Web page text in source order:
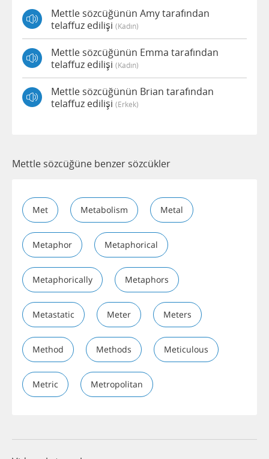
Mettle sözcüğünün Amy tarafından
telaffuz edilişi (kadın)
Mettle sözcüğünün Emma tarafından
telaffuz edilişi (kadın)
Mettle sözcüğünün Brian tarafından
telaffuz edilişi (erkek)
Mettle sözcüğüne benzer sözcükler
Met Metabolism Metal
Metaphor Metaphorical
Metaphorically Metaphors
Metastatic Meter Meters
Method Methods Meticulous
Metric Metropolitan